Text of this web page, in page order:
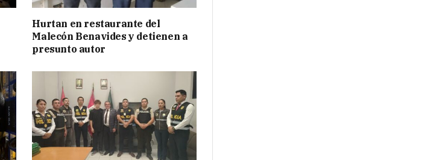
Hurtan en restaurante del
Malecón Benavides y detienen a
presunto autor